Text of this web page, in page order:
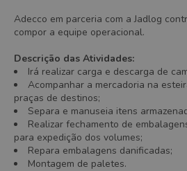
Adecco em parceria com a Jadlog
compor a equipe operacional.
Descrição das Atividades:
Irá realizar carga e descarga de
Acompanhar a mercadoria na
praças de destinos;
Separa e manuseia itens
Realizar fechamento de
para expedição dos volumes;
Repara embalagens danificadas;
Montagem de paletes.